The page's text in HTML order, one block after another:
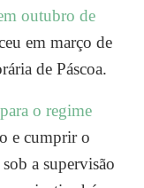
outubro de
em março de
de Páscoa.
o regime
e cumprir o
a supervisão